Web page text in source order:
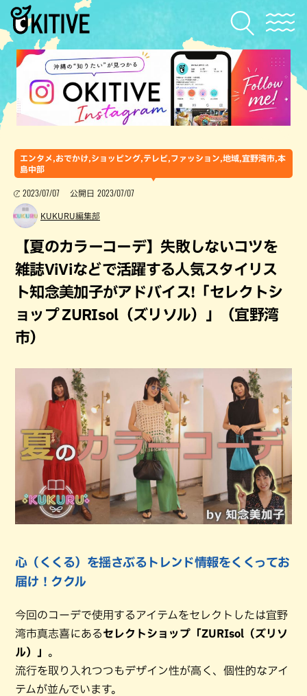
エンタメ,おでかけ,ショッピング,テレビ,ファッション,地域,宜野湾市,本
島中部
2023/07/07 公開日 2023/07/07
KUKURU編集部
【夏のカラーコーデ】失敗しないコツを
雑誌ViViなどで活躍する人気スタイリス
ト知念美加子がアドバイス!「セレクトシ
ョップ ZURIsol（ズリソル）」（宜野湾
市）
心（くくる）を揺さぶるトレンド情報をくくってお
届け！ククル
今回のコーデで使用するアイテムをセレクトしたは宜野
湾市真志喜にあるセレクトショップ「ZURIsol（ズリソ
ル）」 。
流行を取り入れつつもデザイン性が高く、個性的なアイ
テムが並んでいます。